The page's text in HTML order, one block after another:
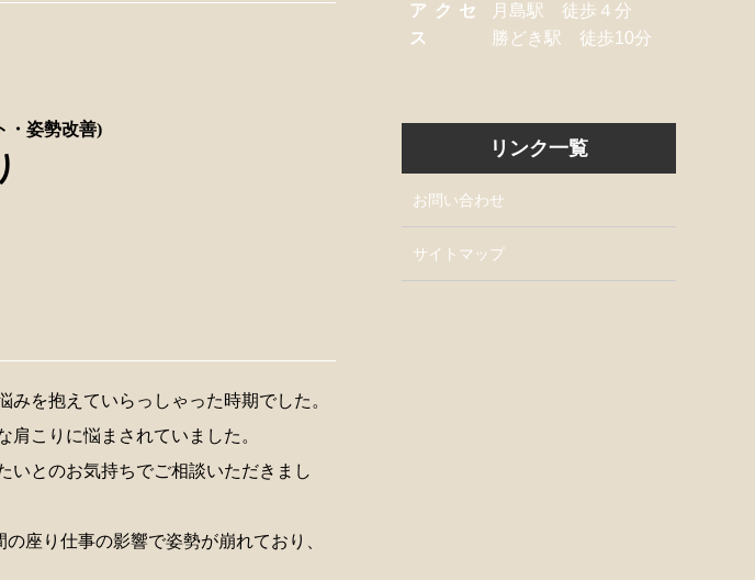
・姿勢改善)
を抱えていらっしゃった時期でした。
こりに悩まされていました。
いとのお気持ちでご相談いただきまし
座り仕事の影響で姿勢が崩れており、
アクセ
ス
月島駅 徒歩４分
勝どき駅 徒歩10分
リンク一覧
お問い合わせ
サイトマップ